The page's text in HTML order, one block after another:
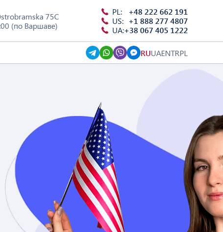
75C
(по Варшаве)
PL:
+48 222 662 191
US: +1 888 277 4807
UA:+38 067 405 1222
RUUAENTRPL